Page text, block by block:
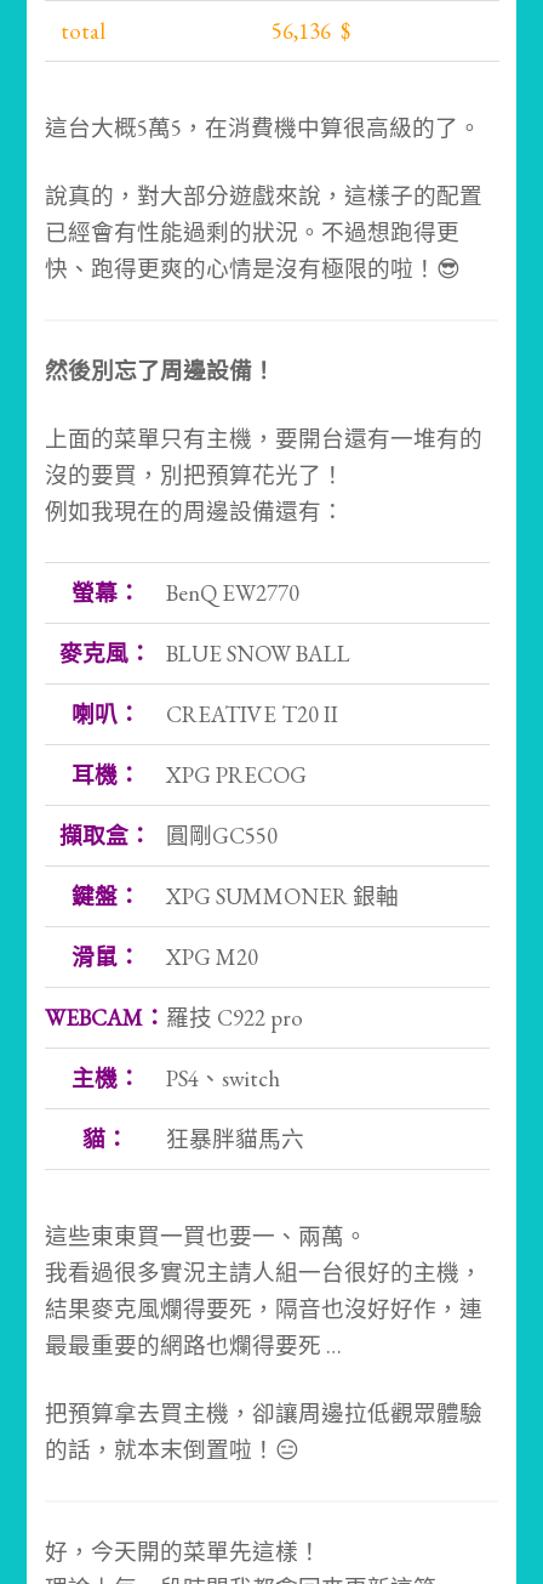
total
56,136 $
這台大概5萬5，在消費機中算很高級的了。
說真的，對大部分遊戲來說，這樣子的配置
已經會有性能過剩的狀況。不過想跑得更
快、跑得更爽的心情是沒有極限的啦！😎
然後別忘了周邊設備！
上面的菜單只有主機，要開台還有一堆有的
沒的要買，別把預算花光了！
例如我現在的周邊設備還有：
螢幕：
BenQ EW2770
麥克風：
BLUE SNOW BALL
喇叭：
CREATIVE T20 II
耳機：
XPG PRECOG
擷取盒：
圓剛GC550
鍵盤：
XPG SUMMONER 銀軸
滑鼠：
XPG M20
WEBCAM： 羅技 C922 pro
主機：
PS4、switch
貓：
狂暴胖貓馬六
這些東東買一買也要一、兩萬。
我看過很多實況主請人組一台很好的主機，
結果麥克風爛得要死，隔音也沒好好作，連
最最重要的網路也爛得要死 …
把預算拿去買主機，卻讓周邊拉低觀眾體驗
的話，就本末倒置啦！😑
好，今天開的菜單先這樣！